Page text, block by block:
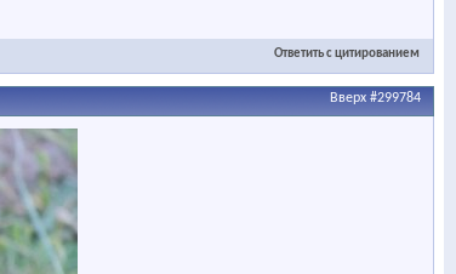
Ответить с цитированием
Вверх #299784